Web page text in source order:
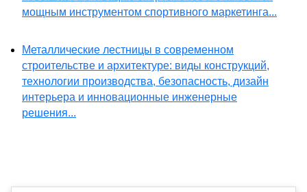
мощным инструментом спортивного маркетинга...
Металлические лестницы в современном
строительстве и архитектуре: виды конструкций,
технологии производства, безопасность, дизайн
интерьера и инновационные инженерные
решения...